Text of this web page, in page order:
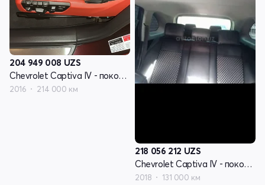
204 949 008 UZS
Chevrolet Captiva IV - поколение
2016 214 000 км
218 056 212 UZS
Chevrolet Captiva IV - поколение
2018 131 000 км